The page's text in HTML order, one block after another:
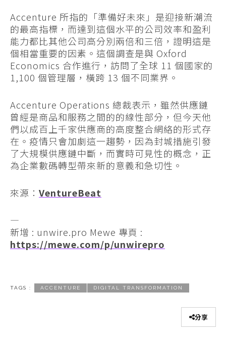
Accenture 所指的「準備好未來」是迎接新潮流
的最高指標，而達到這個水平的公司效率和盈利
能力都比其他公司高分別兩倍和三倍，證明這是
個相當重要的因素。這個調查是與 Oxford
Economics 合作進行，訪問了全球 11 個國家的
1,100 個管理層，橫跨 13 個不同業界。
Accenture Operations 總裁表示，雖然供應鏈
曾經是商品和服務之間的的線性部分，但今天他
們以成百上千家供應商的高度整合網絡的形式存
在。疫情只會加劇這一趨勢，因為封城措施引發
了大規模供應鏈中斷，而實時可見性的概念，正
為企業數碼轉型帶來新的意義和急切性。
來源： VentureBeat
—
新增 : unwire.pro Mewe 專頁 :
https://mewe.com/p/unwirepro
TAGS : ACCENTURE DIGITAL TRANSFORMATION
分享